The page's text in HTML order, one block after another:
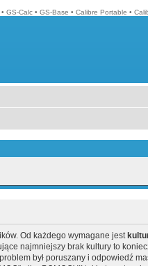
• GS-Calc • GS-Base • Calibre Portable •
Od każdego wymagane jest
najmniejszy brak kultury to
był poruszany i odpowiedź